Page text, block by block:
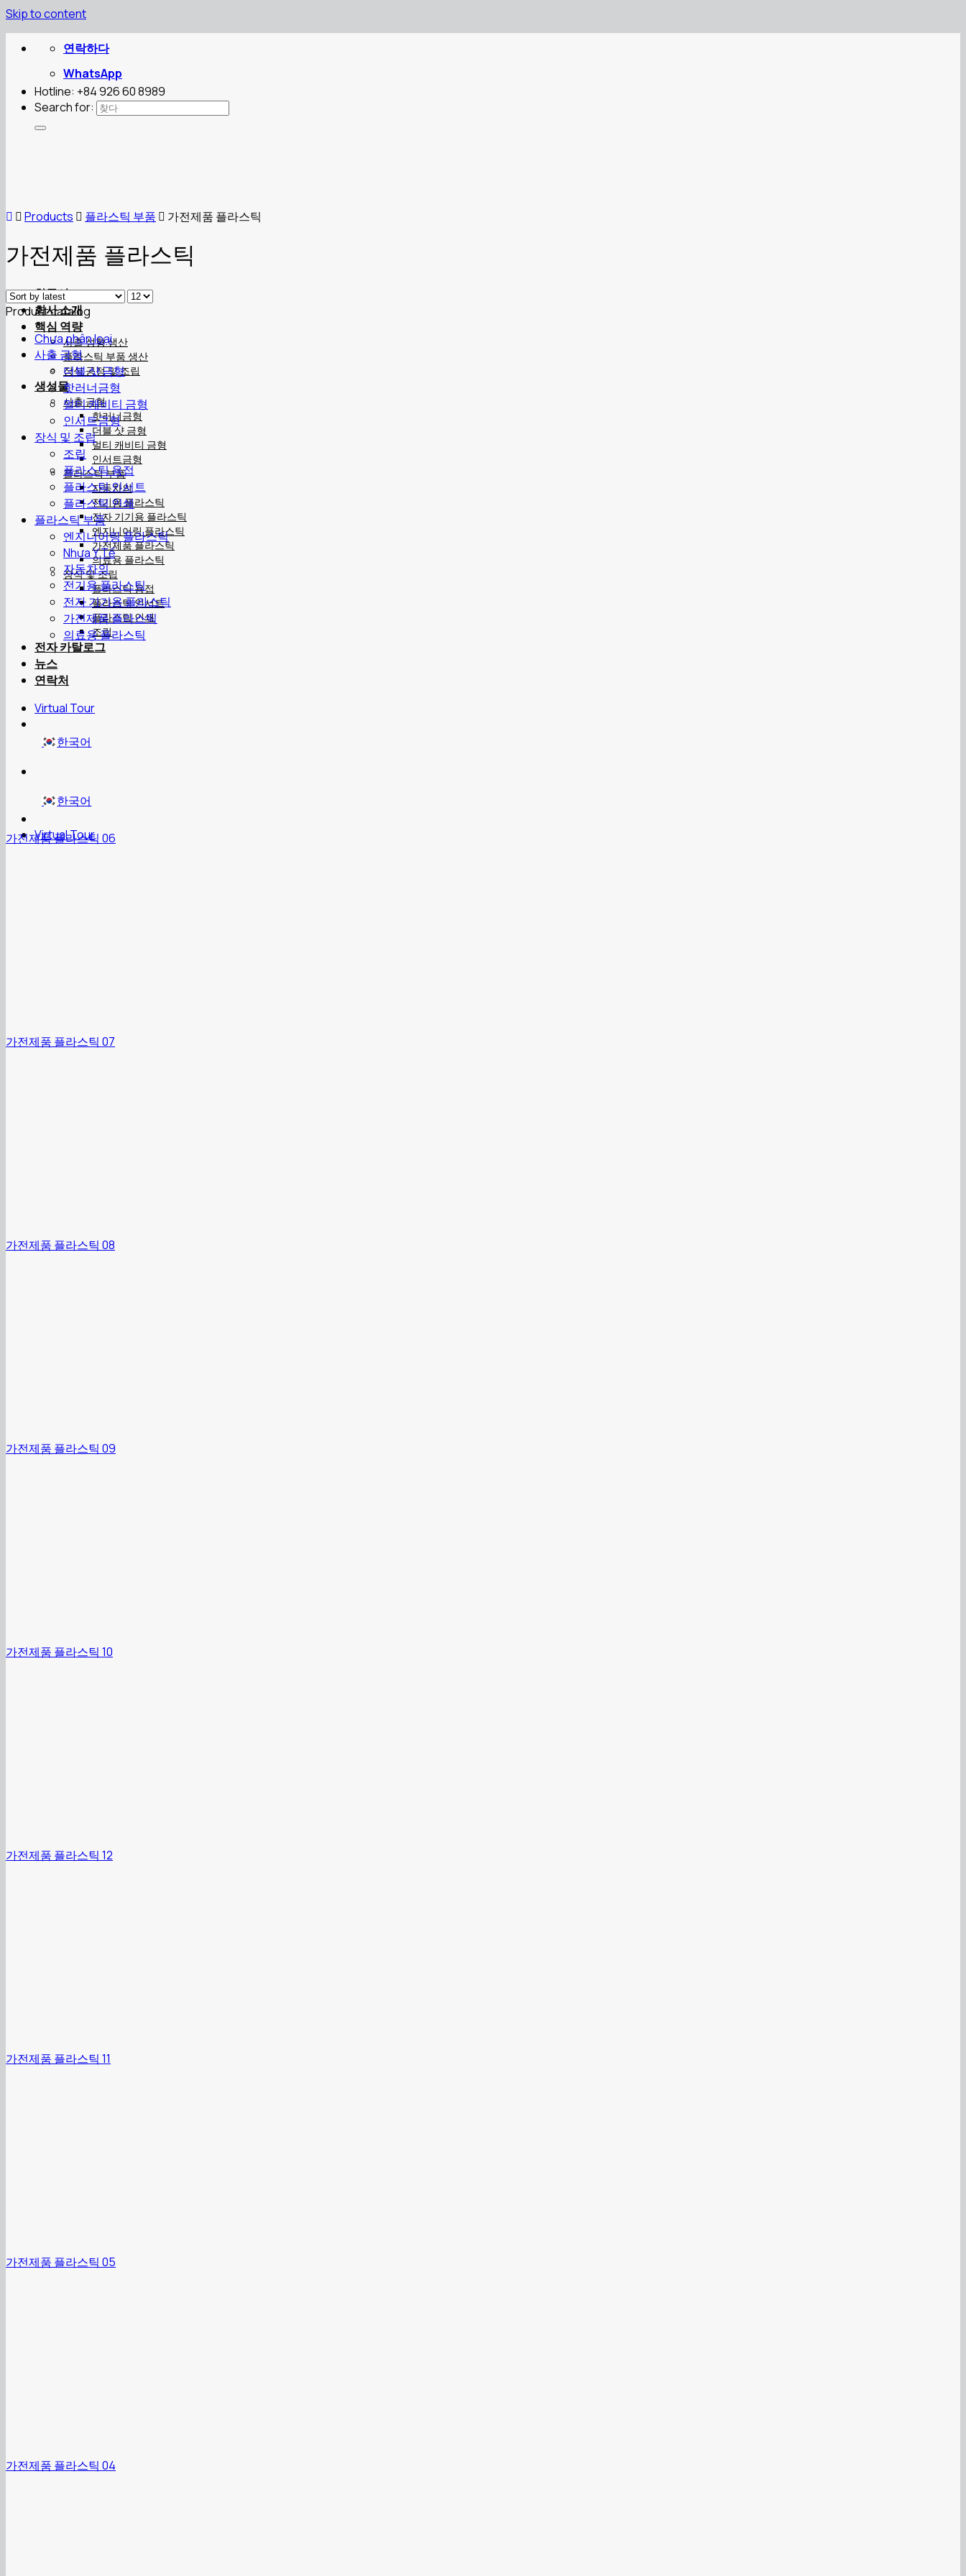
Skip to content
연락하다
WhatsApp
Hotline: +84 926 60 8989
Search for:
한국어
회사 소개
핵심 역량
사출 성형 생산
플라스틱 부품 생산
장식 공정 및 조립
생성물
사출 금형
핫러너금형
더블 샷 금형
멀티 캐비티 금형
인서트금형
플라스틱 부품
자동차의
전기용 플라스틱
전자 기기용 플라스틱
엔지니어링 플라스틱
가전제품 플라스틱
의료용 플라스틱
장식 및 조립
플라스틱 용접
플라스틱 인서트
플라스틱 인쇄
조립
전자 카탈로그
뉴스
연락처
Virtual Tour
한국어
한국어
Virtual Tour
Products 플라스틱 부품 가전제품 플라스틱
가전제품 플라스틱
Product catalog
Chưa phân loại
사출 금형
더블 샷 금형
핫러너금형
멀티 캐비티 금형
인서트금형
장식 및 조립
조립
플라스틱 용접
플라스틱 인서트
플라스틱 인쇄
플라스틱 부품
엔지니어링 플라스틱
Nhựa Y Tế
자동차의
전기용 플라스틱
전자 기기용 플라스틱
가전제품 플라스틱
의료용 플라스틱
가전제품 플라스틱 06
가전제품 플라스틱 07
가전제품 플라스틱 08
가전제품 플라스틱 09
가전제품 플라스틱 10
가전제품 플라스틱 12
가전제품 플라스틱 11
가전제품 플라스틱 05
가전제품 플라스틱 04